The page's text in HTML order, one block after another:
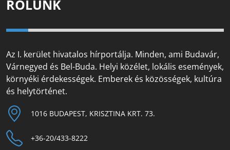
RÓLUNK
Az I. kerület hivatalos hírportálja. Minden, ami Budavár,
Várnegyed és Bel-Buda. Helyi közélet, lokális események,
környéki érdekességek. Emberek és közösségek, kultúra
és helytörténet.
1016 BUDAPEST, KRISZTINA KRT. 73.
+36-20/433-8222